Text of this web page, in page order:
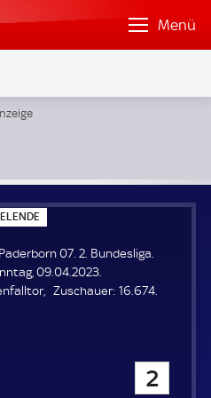
Menü
P
E
L
E
N
07. 2. Bundesliga.
09.04.2023.
Zuschauer: Z
16.674.
2